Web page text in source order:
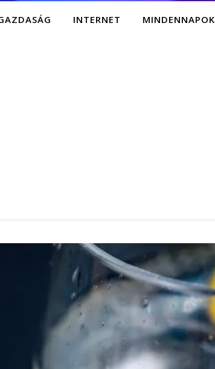
INTERNET MINDENNAPOK